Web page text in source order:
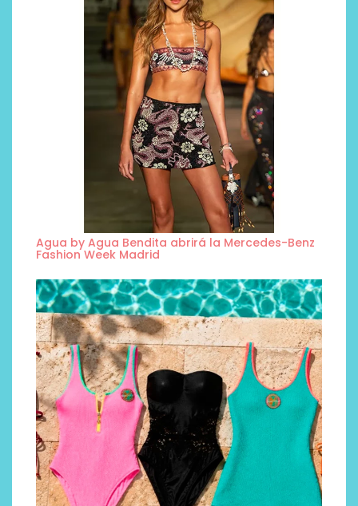
Agua by Agua Bendita abrirá la Mercedes-Benz
Fashion Week Madrid